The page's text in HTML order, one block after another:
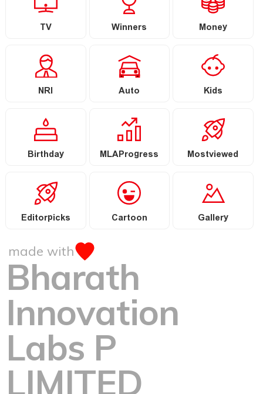
TV Winners Money
NRI Auto Kids
Birthday MLAProgress Mostviewed
Editorpicks Cartoon Gallery
made with
Bharath
Innovation
Labs P
LIMITED